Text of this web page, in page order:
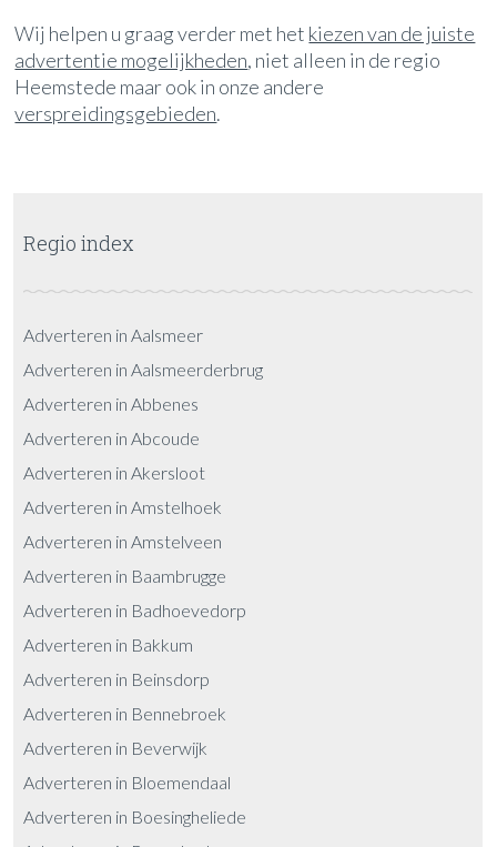
Wij helpen u graag verder met het kiezen van de juiste
advertentie mogelijkheden, niet alleen in de regio
Heemstede maar ook in onze andere
verspreidingsgebieden.
Regio index
Adverteren in Aalsmeer
Adverteren in Aalsmeerderbrug
Adverteren in Abbenes
Adverteren in Abcoude
Adverteren in Akersloot
Adverteren in Amstelhoek
Adverteren in Amstelveen
Adverteren in Baambrugge
Adverteren in Badhoevedorp
Adverteren in Bakkum
Adverteren in Beinsdorp
Adverteren in Bennebroek
Adverteren in Beverwijk
Adverteren in Bloemendaal
Adverteren in Boesingheliede